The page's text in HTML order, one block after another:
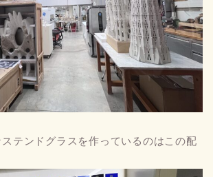
テンドグラスを作っているのはこの配